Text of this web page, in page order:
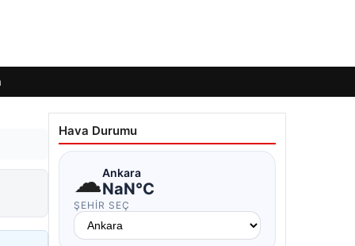
Hava Durumu
☁Ankara
NaN°C
ŞEHIR SEÇ